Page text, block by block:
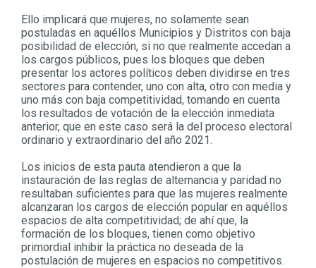
Ello implicará que mujeres, no solamente sean
postuladas en aquéllos Municipios y Distritos con baja
posibilidad de elección, si no que realmente accedan a
los cargos públicos, pues los bloques que deben
presentar los actores políticos deben dividirse en tres
sectores para contender, uno con alta, otro con media y
uno más con baja competitividad, tomando en cuenta
los resultados de votación de la elección inmediata
anterior, que en este caso será la del proceso electoral
ordinario y extraordinario del año 2021.
Los inicios de esta pauta atendieron a que la
instauración de las reglas de alternancia y paridad no
resultaban suficientes para que las mujeres realmente
alcanzaran los cargos de elección popular en aquéllos
espacios de alta competitividad; de ahí que, la
formación de los bloques, tienen como objetivo
primordial inhibir la práctica no deseada de la
postulación de mujeres en espacios no competitivos.